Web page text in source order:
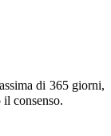
di 365 giorni,
consenso.